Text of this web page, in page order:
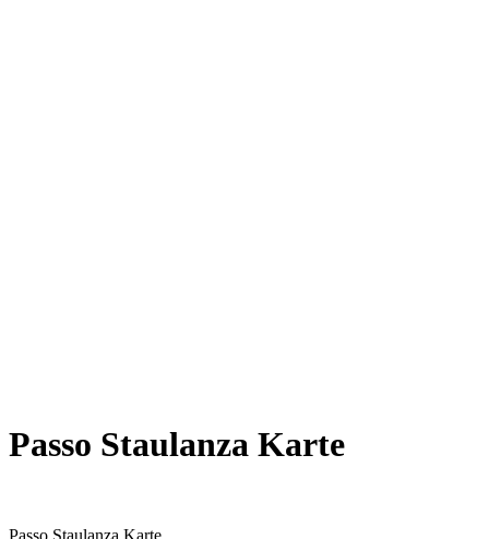
Passo Staulanza Karte
Passo Staulanza Karte